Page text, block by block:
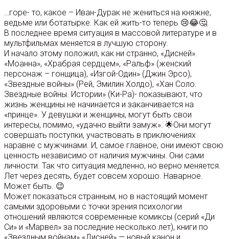
…горе- то, какое – Иван-Дурак не жениться на княжне,
ведьме или ботатырке. Как ей жить-то теперь 😢😂🤔
В последнее время ситуация в массовой литературе и в
мультфильмах меняется в лучшую сторону.
И начало этому положил, как ни странно, «Дисней».
«Моанна», «Храбрая сердцем», «Ральф» (женский
персонаж – гонщица), «Изгой-Один» (Джин Эрсо),
«Звездные войны» (Рей, Эмилин Холдо), «Хан Соло.
Звездные войны. Истории» (Ки-Ра)- показывают, что
жизнь женщины не начинается и заканчивается на
«принце». У девушки и женщины, могут быть свои
интересы, помимо, «удачно выйти замуж». 🌟Они могут
совершать поступки, участвовать в приключениях
наравне с мужчинами. И, самое главное, они имеют свою
ценность независимо от наличия мужчины. Они сами
личности. Так что ситуация медленно, но верно меняется.
Лет через десять, будет совсем хорошо. Наварное.
Может быть. 😉
Может показаться странным, но в настоящий момент
самыми здоровыми с точки зрения психологии
отношений являются современные комиксы (серий «Ди
Си» и «Марвел» за последние несколько лет), книги по